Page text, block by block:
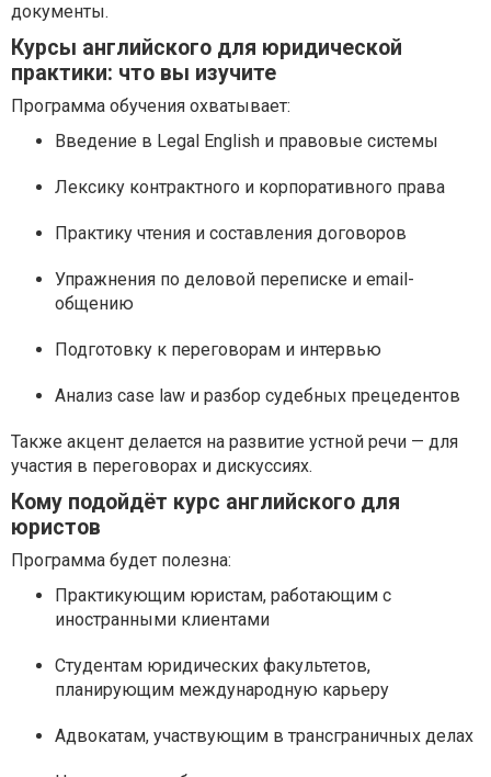
документы.
Курсы английского для юридической
практики: что вы изучите
Программа обучения охватывает:
Введение в Legal English и правовые системы
Лексику контрактного и корпоративного права
Практику чтения и составления договоров
Упражнения по деловой переписке и email-
общению
Подготовку к переговорам и интервью
Анализ case law и разбор судебных прецедентов
Также акцент делается на развитие устной речи — для
участия в переговорах и дискуссиях.
Кому подойдёт курс английского для
юристов
Программа будет полезна:
Практикующим юристам, работающим с
иностранными клиентами
Студентам юридических факультетов,
планирующим международную карьеру
Адвокатам, участвующим в трансграничных делах